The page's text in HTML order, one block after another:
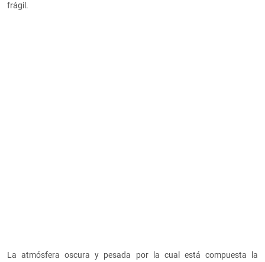
frágil.
La atmósfera oscura y pesada por la cual está compuesta la